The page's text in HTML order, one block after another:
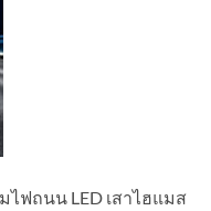
ฟถนน LED เสาไฮแมส